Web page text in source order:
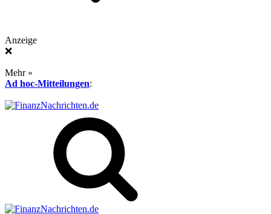
Anzeige
❌
Mehr »
Ad hoc-Mitteilungen: